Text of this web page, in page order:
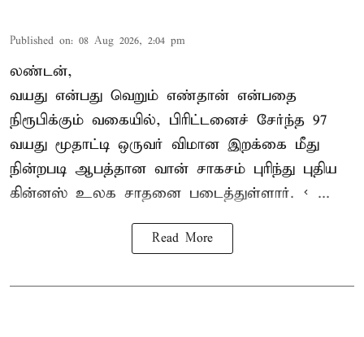
Published on: 08 Aug 2026, 2:04 pm
லண்டன்,
வயது என்பது வெறும் எண்தான் என்பதை
நிரூபிக்கும் வகையில், பிரிட்டனைச் சேர்ந்த 97
வயது மூதாட்டி ஒருவர் விமான இறக்கை மீது
நின்றபடி ஆபத்தான வான் சாகசம் புரிந்து புதிய
கின்னஸ் உலக சாதனை படைத்துள்ளார். < ...
Read More